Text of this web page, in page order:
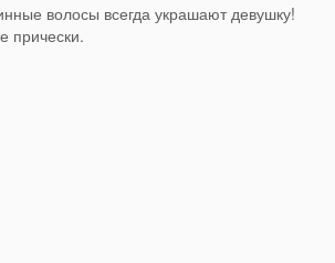
волосы всегда украшают девушку!
прически.